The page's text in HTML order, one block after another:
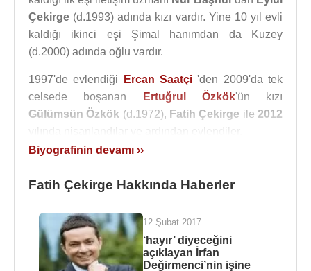
Çekirge (d.1993) adında kızı vardır. Yine 10 yıl evli
kaldığı ikinci eşi Şimal hanımdan da Kuzey
(d.2000) adında oğlu vardır.
1997'de evlendiği Ercan Saatçi 'den 2009'da tek
celsede boşanan Ertuğrul Özkök'ün kızı
Gülümsün Özkök (d.1972), Fatih Çekirge ile 2012
yılında nişanlandılar ve ardından evlendiler.
Biyografinin devamı ››
Fatih Çekirge Hakkında Haberler
12 Şubat 2017
‘hayır’ diyeceğini
açıklayan İrfan
Değirmenci’nin işine